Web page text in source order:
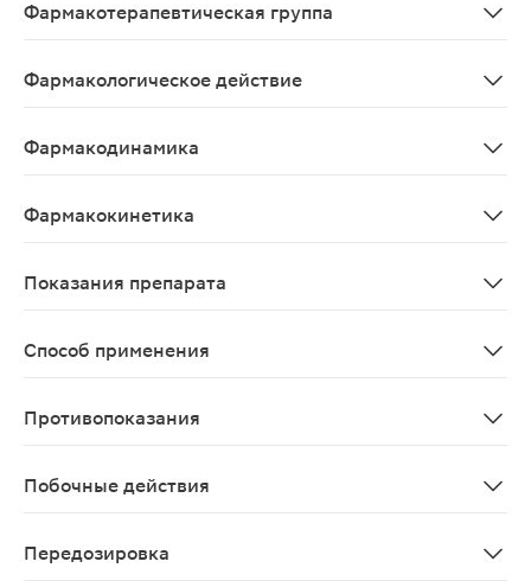
Фармакотерапевтическая группа
Фармакологическое действие
Фармакодинамика
Фармакокинетика
Показания препарата
Способ применения
Противопоказания
Побочные действия
Передозировка